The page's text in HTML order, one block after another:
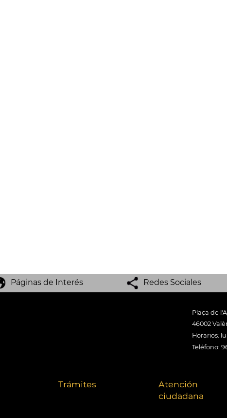
Páginas de Interés Redes Sociales
Plaça de
46002
Horarios:
Teléfono:
Trámites
Atención
ciudadana